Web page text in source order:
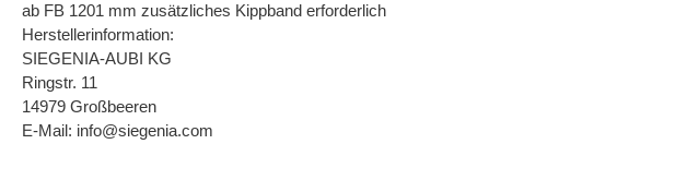
ab FB 1201 mm zusätzliches Kippband erforderlich
Herstellerinformation:
SIEGENIA-AUBI KG
Ringstr. 11
14979 Großbeeren
E-Mail: info@siegenia.com